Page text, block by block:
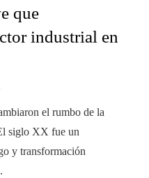
que
industrial en
el rumbo de la
siglo XX fue un
y transformación